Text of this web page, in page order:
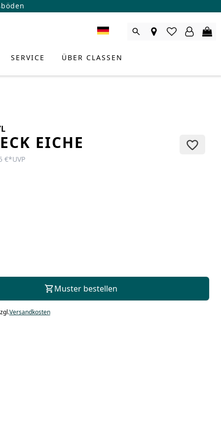
SERVICE ÜBER CLASSEN
EICHE
€*UVP
Muster bestellen
Versandkosten